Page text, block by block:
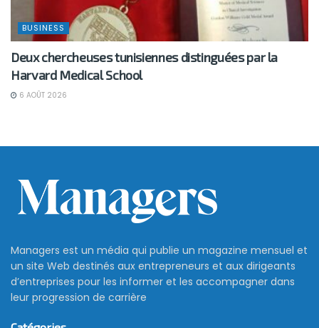
BUSINESS
Deux chercheuses tunisiennes distinguées par la
Harvard Medical School
6 AOÛT 2026
Managers est un média qui publie un magazine mensuel et
un site Web destinés aux entrepreneurs et aux dirigeants
d’entreprises pour les informer et les accompagner dans
leur progression de carrière